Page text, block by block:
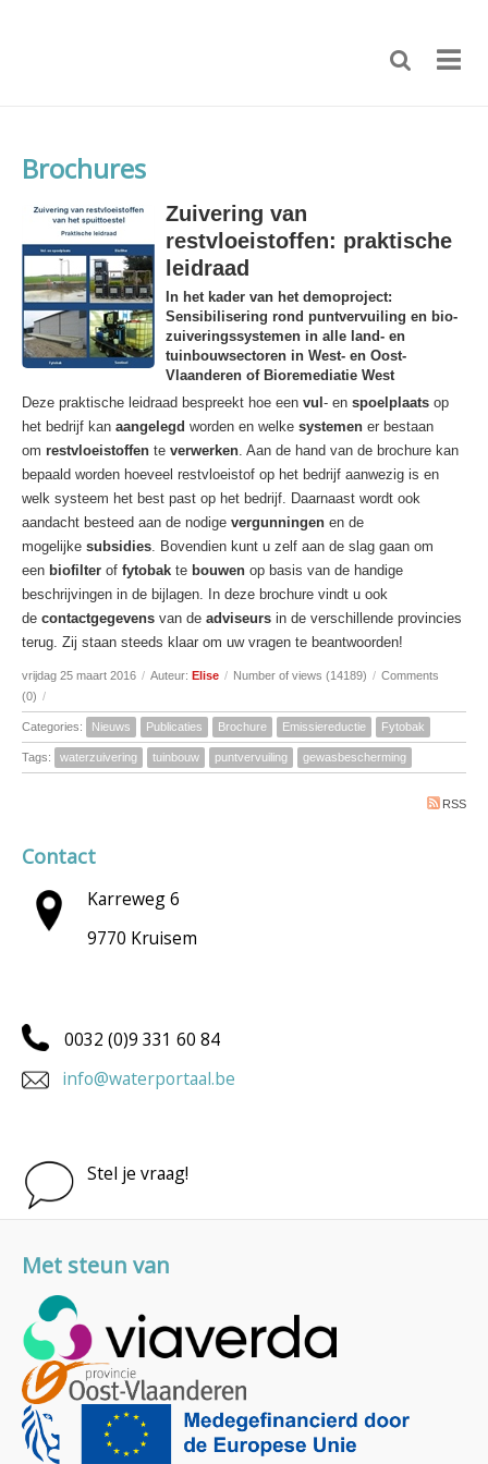
Brochures
Zuivering van
restvloeistoffen: praktische
leidraad
In het kader van het demoproject:
Sensibilisering rond puntvervuiling en bio-
zuiveringssystemen in alle land- en
tuinbouwsectoren in West- en Oost-
Vlaanderen of Bioremediatie West
Deze praktische leidraad bespreekt hoe een vul - en spoelplaats op
het bedrijf kan aangelegd worden en welke systemen er bestaan
om restvloeistoffen te verwerken. Aan de hand van de brochure kan
bepaald worden hoeveel restvloeistof op het bedrijf aanwezig is en
welk systeem het best past op het bedrijf. Daarnaast wordt ook
aandacht besteed aan de nodige vergunningen en de
mogelijke subsidies. Bovendien kunt u zelf aan de slag gaan om
een biofilter of fytobak te bouwen op basis van de handige
beschrijvingen in de bijlagen. In deze brochure vindt u ook
de contactgegevens van de adviseurs in de verschillende provincies
terug. Zij staan steeds klaar om uw vragen te beantwoorden!
vrijdag 25 maart 2016 / Auteur: Elise / Number of views (14189) / Comments
(0) /
Categories: Nieuws Publicaties Brochure Emissiereductie Fytobak
Tags: waterzuivering tuinbouw puntvervuiling gewasbescherming
RSS
Contact
Karreweg 6
9770 Kruisem
0032 (0)9 331 60 84
info@waterportaal.be
Stel je vraag!
Met steun van